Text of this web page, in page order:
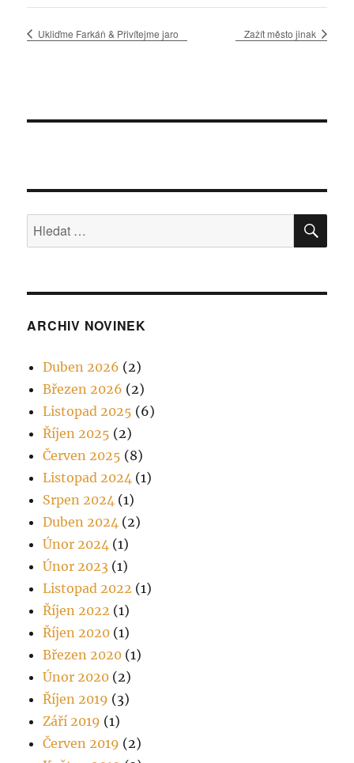
Ukliďme Farkáň & Přivítejme jaro Zažít město jinak
Hledat:
ARCHIV NOVINEK
Duben 2026 (2)
Březen 2026 (2)
Listopad 2025 (6)
Říjen 2025 (2)
Červen 2025 (8)
Listopad 2024 (1)
Srpen 2024 (1)
Duben 2024 (2)
Únor 2024 (1)
Únor 2023 (1)
Listopad 2022 (1)
Říjen 2022 (1)
Říjen 2020 (1)
Březen 2020 (1)
Únor 2020 (2)
Říjen 2019 (3)
Září 2019 (1)
Červen 2019 (2)